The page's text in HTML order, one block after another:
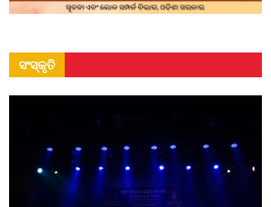
ସଂସ୍କୃତି